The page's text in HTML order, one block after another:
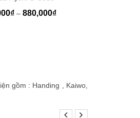
₫ – 880,000₫Khoảng
giá:
gồm : Handing , Kaiwo,